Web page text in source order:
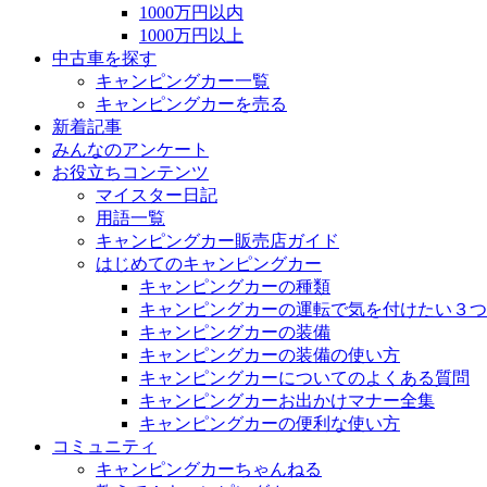
1000万円以内
1000万円以上
中古車を探す
キャンピングカー一覧
キャンピングカーを売る
新着記事
みんなのアンケート
お役立ちコンテンツ
マイスター日記
用語一覧
キャンピングカー販売店ガイド
はじめてのキャンピングカー
キャンピングカーの種類
キャンピングカーの運転で気を付けたい３
キャンピングカーの装備
キャンピングカーの装備の使い方
キャンピングカーについてのよくある質問
キャンピングカーお出かけマナー全集
キャンピングカーの便利な使い方
コミュニティ
キャンピングカーちゃんねる